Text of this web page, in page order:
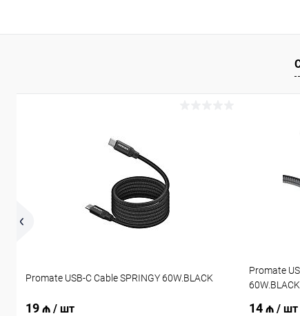
Promate USB-C Cable SPRINGY 60W.BLACK
19 ₼ / шт
Promate
60W.BLACK
14 ₼ / шт